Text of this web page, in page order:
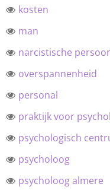
kosten
man
narcistische
overspannenheid
personal
praktijk voor
psychologisch
psycholoog
psycholoog almere